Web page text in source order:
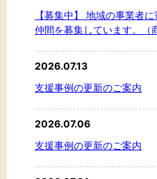
【募集中】 地域の事業者
仲間を募集しています。（
2026.07.13
支援事例の更新のご案内
2026.07.06
支援事例の更新のご案内